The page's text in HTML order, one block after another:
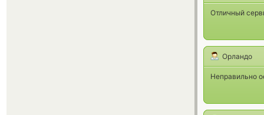
Отличный
Орландо
Неправильно